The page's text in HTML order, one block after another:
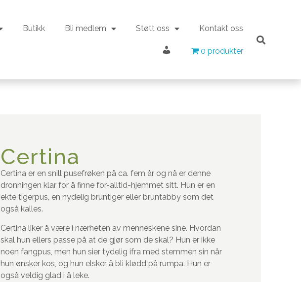
Butikk Bli medlem Støtt oss Kontakt oss
Min konto 0 produkter
Butikk Bli medlem Støtt oss Kontakt oss
0 produkter
Certina
Certina er en snill pusefrøken på ca. fem år og nå er denne
dronningen klar for å finne for-alltid-hjemmet sitt. Hun er en
ekte tigerpus, en nydelig bruntiger eller bruntabby som det
også kalles.
Certina liker å være i nærheten av menneskene sine. Hvordan
skal hun ellers passe på at de gjør som de skal? Hun er ikke
noen fangpus, men hun sier tydelig ifra med stemmen sin når
hun ønsker kos, og hun elsker å bli klødd på rumpa. Hun er
også veldig glad i å leke.